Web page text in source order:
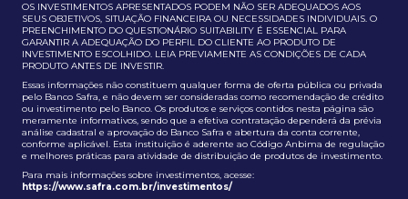
OS INVESTIMENTOS APRESENTADOS PODEM NÃO SER ADEQUADOS AOS
SEUS OBJETIVOS, SITUAÇÃO FINANCEIRA OU NECESSIDADES INDIVIDUAIS. O
PREENCHIMENTO DO QUESTIONÁRIO SUITABILITY É ESSENCIAL PARA
GARANTIR A ADEQUAÇÃO DO PERFIL DO CLIENTE AO PRODUTO DE
INVESTIMENTO ESCOLHIDO. LEIA PREVIAMENTE AS CONDIÇÕES DE CADA
PRODUTO ANTES DE INVESTIR.
Essas informações não constituem qualquer forma de oferta pública ou privada
pelo Banco Safra, e não devem ser consideradas como recomendação de crédito
ou investimento pelo Banco. Os produtos e serviços contidos nesta página são
meramente informativos, sendo que a efetiva contratação dependerá da prévia
análise cadastral e aprovação do Banco Safra e abertura da conta corrente,
conforme aplicável. Esta instituição é aderente ao Código Anbima de regulação
e melhores práticas para atividade de distribuição de produtos de investimento.
Para mais informações sobre investimentos, acesse:
https://www.safra.com.br/investimentos/